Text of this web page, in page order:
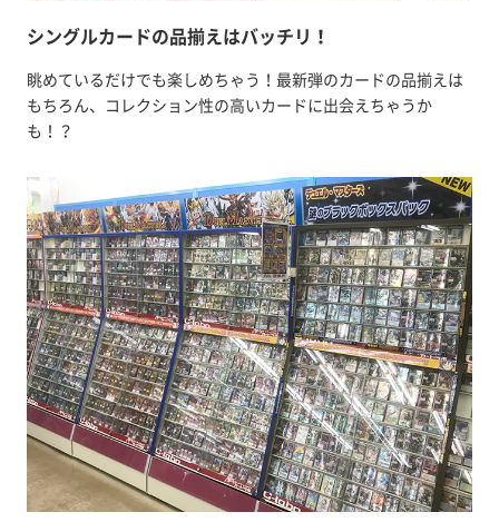
シングルカードの品揃えはバッチリ！
眺めているだけでも楽しめちゃう！最新弾のカードの品揃えは
もちろん、コレクション性の高いカードに出会えちゃうか
も！？